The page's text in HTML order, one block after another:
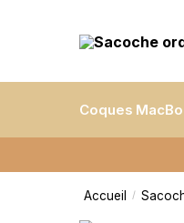
Coques
Accueil /